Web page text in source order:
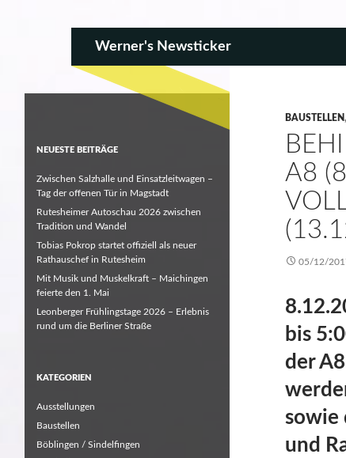
Werner's Newsticker
BAUSTELLEN,
A8
05/12/
bis
der
sowie
und
NEUESTE BEITRÄGE
Zwischen Salzhalle und Einsatzleitwagen –
Tag der offenen Tür in Magstadt
Rutesheimer Autoschau 2026 zwischen
Tradition und Wandel
Tobias Pokrop startet offiziell als neuer
Rathauschef in Rutesheim
Mit Musik und Muskelkraft – Maichingen
feierte den 1. Mai
Leonberger Frühlingstage 2026 – Erlebnis
rund um die Berliner Straße
KATEGORIEN
Ausstellungen
Baustellen
Böblingen / Sindelfingen